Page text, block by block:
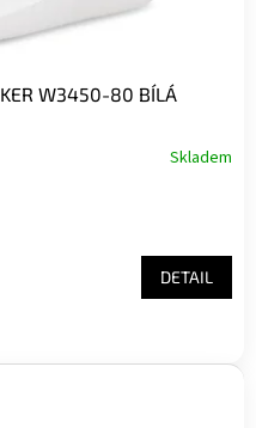
W3450-80 BÍLÁ
Skladem
DETAIL